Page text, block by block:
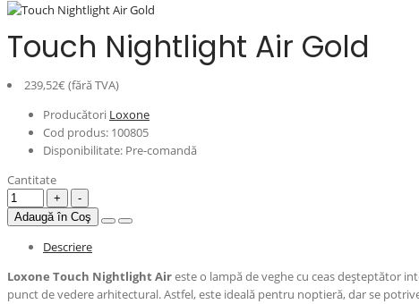
Touch Nightlight Air Gold
239,52€ (fără TVA)
Producători Loxone
Cod produs: 100805
Disponibilitate: Pre-comandă
Cantitate
Adaugă în Coş
Descriere
Loxone Touch Nightlight Aireste o lampă de veghe cu ceas deșteptător
punct de vedere arhitectural. Astfel, este ideală pentru noptieră, dar se